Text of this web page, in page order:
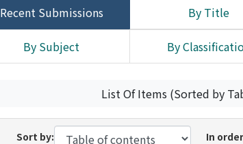
Recent Submissions By Title
By Subject By
List Of Items (Sorted by
Sort by: In